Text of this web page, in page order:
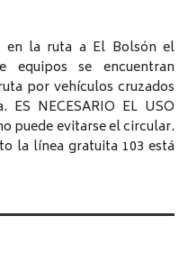
en la ruta a El Bolsón el
se encuentran
por vehículos cruzados
NECESARIO EL USO
puede evitarse el circular.
la línea gratuita 103 está